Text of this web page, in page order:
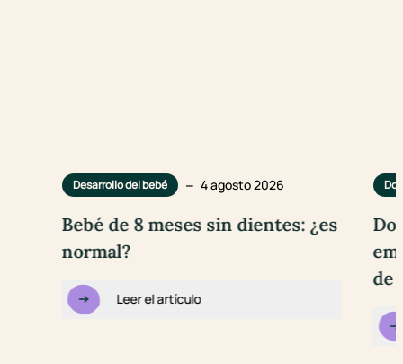
Desarrollo del bebé – 4 agosto 2026
Bebé de 8 meses sin dientes: ¿es
normal?
Leer el artículo
de